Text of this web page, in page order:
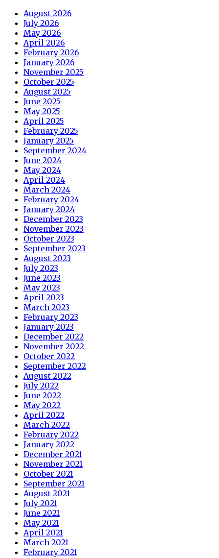
August 2026
July 2026
May 2026
April 2026
February 2026
January 2026
November 2025
October 2025
August 2025
June 2025
May 2025
April 2025
February 2025
January 2025
September 2024
June 2024
May 2024
April 2024
March 2024
February 2024
January 2024
December 2023
November 2023
October 2023
September 2023
August 2023
July 2023
June 2023
May 2023
April 2023
March 2023
February 2023
January 2023
December 2022
November 2022
October 2022
September 2022
August 2022
July 2022
June 2022
May 2022
April 2022
March 2022
February 2022
January 2022
December 2021
November 2021
October 2021
September 2021
August 2021
July 2021
June 2021
May 2021
April 2021
March 2021
February 2021